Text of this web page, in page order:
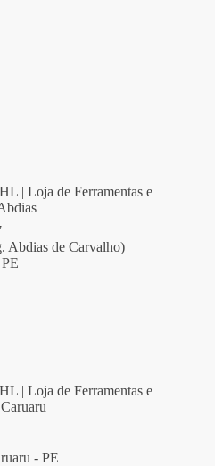
| Loja de Ferramentas e
Abdias de Carvalho)
| Loja de Ferramentas e
- PE